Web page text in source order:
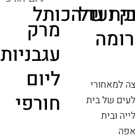
ועד הכותל
של
למאחורי
של בית
ובית
מרק
עגבניות
ליום
חורפי